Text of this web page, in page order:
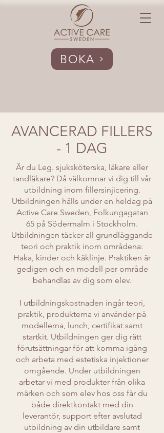
BOKA
AVANCERAD FILLERS
- 1 DAG
Är du Leg. sjuksköterska, läkare eller
tandläkare? Då välkomnar vi dig till vår
utbildning inom fillersinjicering.
Utbildningen hålls under en heldag på
Active Care Sweden, Folkungagatan
65 på Södermalm i Stockholm.
Utbildningen täcker all grundläggande
teori och praktik inom områdena:
Haka, kinder och käklinje. Praktiken är
gedigen och en modell per område
behandlas av dig som elev.
I utbildningskostnaden ingår teori,
praktik, produkterna vi använder på
modellerna, lunch, certifikat samt
startkit. Utbildningen ger dig rätt
förutsättningar för att komma igång
och arbeta med estetiska injektioner
omgående. Under utbildningen
arbetar vi med produkter från olika
märken och som elev hos oss får du
både direktkontakt med din
leverantör, support efter avslutad
utbildning av din utbildare samt